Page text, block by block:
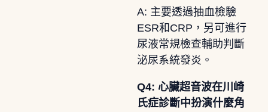
A: 主要透過抽血檢驗
ESR和CRP，另可進行
尿液常規檢查輔助判斷
泌尿系統發炎。
Q4: 心臟超音波在川崎
氏症診斷中扮演什麼角